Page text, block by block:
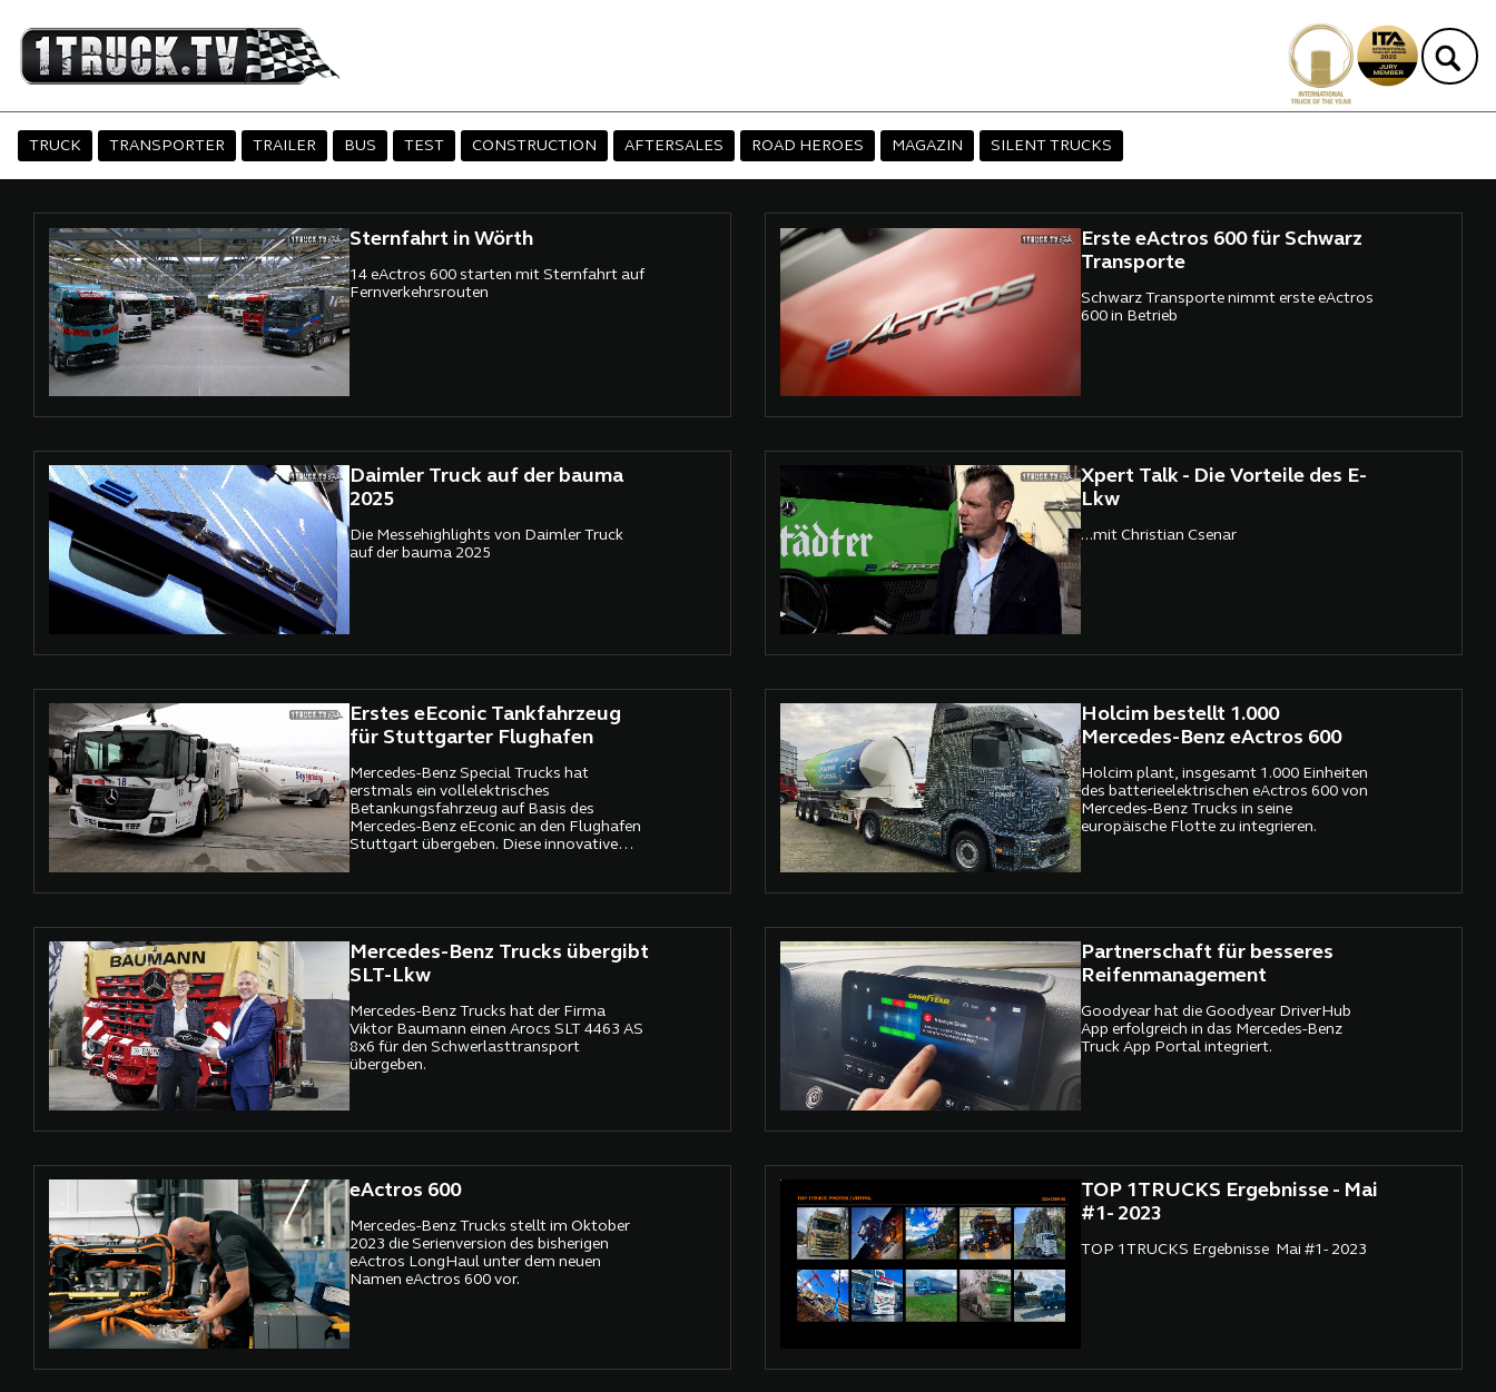
TRUCK TRANSPORTER TRAILER BUS TEST CONSTRUCTION AFTERSALES ROAD HEROES MAGAZIN SILENT TRUCKS
Sternfahrt in Wörth
14 eActros 600 starten mit Sternfahrt auf
Fernverkehrsrouten
Erste eActros 600 für Schwarz
Transporte
Schwarz Transporte nimmt erste eActros
600 in Betrieb
Daimler Truck auf der bauma
2025
Die Messehighlights von Daimler Truck
auf der bauma 2025
Xpert Talk - Die Vorteile des E-
Lkw
...mit Christian Csenar
Erstes eEconic Tankfahrzeug
für Stuttgarter Flughafen
Mercedes-Benz Special Trucks hat
erstmals ein vollelektrisches
Betankungsfahrzeug auf Basis des
Mercedes-Benz eEconic an den Flughafen
Stuttgart übergeben. Diese innovative
Lösung wird künftig dem
Verfügung stehen.
Holcim bestellt 1.000
Mercedes-Benz eActros 600
Holcim plant, insgesamt 1.000 Einheiten
des batterieelektrischen eActros 600 von
Mercedes-Benz Trucks in seine
europäische Flotte zu integrieren.
Mercedes-Benz Trucks übergibt
SLT-Lkw
Mercedes-Benz Trucks hat der Firma
Viktor Baumann einen Arocs SLT 4463 AS
8x6 für den Schwerlasttransport
übergeben.
Partnerschaft für besseres
Reifenmanagement
Goodyear hat die Goodyear DriverHub
App erfolgreich in das Mercedes-Benz
Truck App Portal integriert.
eActros 600
Mercedes-Benz Trucks stellt im Oktober
2023 die Serienversion des bisherigen
eActros LongHaul unter dem neuen
Namen eActros 600 vor.
TOP 1TRUCKS Ergebnisse - Mai
#1- 2023
TOP 1TRUCKS Ergebnisse Mai #1- 2023